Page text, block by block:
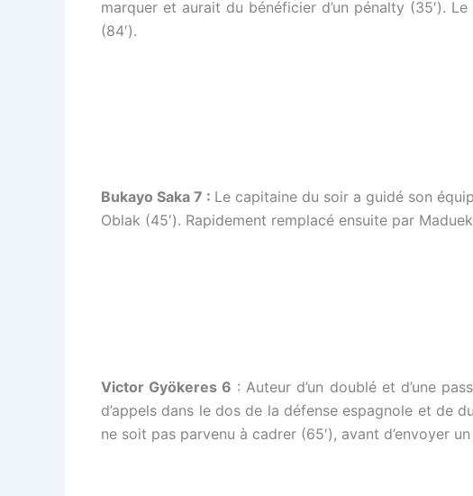
marquer et aurait du bénéficier d’un pénalty (35′).
(84′).
Bukayo Saka 7 : Le capitaine du soir a guidé son
Oblak (45′). Rapidement remplacé ensuite par
Victor Gyökeres 6 : Auteur d’un doublé et d’une
d’appels dans le dos de la défense espagnole et de
ne soit pas parvenu à cadrer (65′), avant d’envoyer un